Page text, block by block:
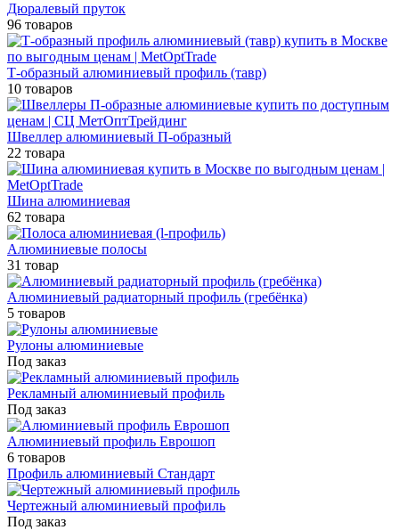
Дюралевый пруток
96 товаров
Т-образный алюминиевый профиль (тавр)
10 товаров
Швеллер алюминиевый П-образный
22 товара
Шина алюминиевая
62 товара
Алюминиевые полосы
31 товар
Алюминиевый радиаторный профиль (гребёнка)
5 товаров
Рулоны алюминиевые
Под заказ
Рекламный алюминиевый профиль
Под заказ
Алюминиевый профиль Еврошоп
6 товаров
Профиль алюминиевый Стандарт
Чертежный алюминиевый профиль
Под заказ